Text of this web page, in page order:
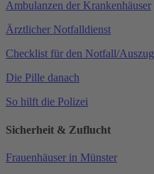
Ambulanzen der Krankenhäuser
Ärztlicher Notfalldienst
Checklist für den Notfall/
Die Pille danach
So hilft die Polizei
Sicherheit & Zuflucht
Frauenhäuser in Münster